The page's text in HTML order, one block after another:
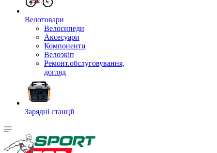
Велотовари
Велосипеди
Аксесуари
Компоненти
Велоэкіп
Ремонт.обслуговування,
догляд
Зарядні станції